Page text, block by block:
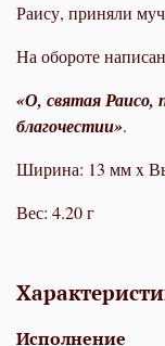
Раису, приняли
На обороте
«О, святая Раисо,
благочестии».
Ширина: 13 мм x
Вес: 4.20 г
Исполнение